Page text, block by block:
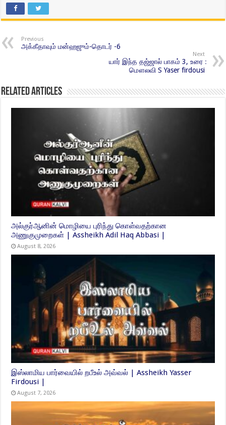
Previous
அக்கீதாவும் மன்ஹஜும்-தொடர் -6
Next
யார் இந்த தஜ்ஜால் பாகம் 3, உரை ׃
மௌலவி S Yaser firdousi
Related Articles
அல்குர்ஆனின் மொழியை புரிந்து கொள்வதற்கான
அணுகுமுறைகள் | Assheikh Adil Haq Abbasi |
August 8, 2026
இஸ்லாமிய பார்வையில் றபீஉல் அவ்வல் | Assheikh Yasser
Firdousi |
August 7, 2026